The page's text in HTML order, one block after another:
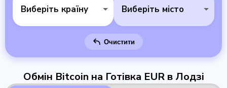
Виберіть країну Виберіть місто
Очистити
Обмін Bitcoin на Готівка EUR в Лодзі